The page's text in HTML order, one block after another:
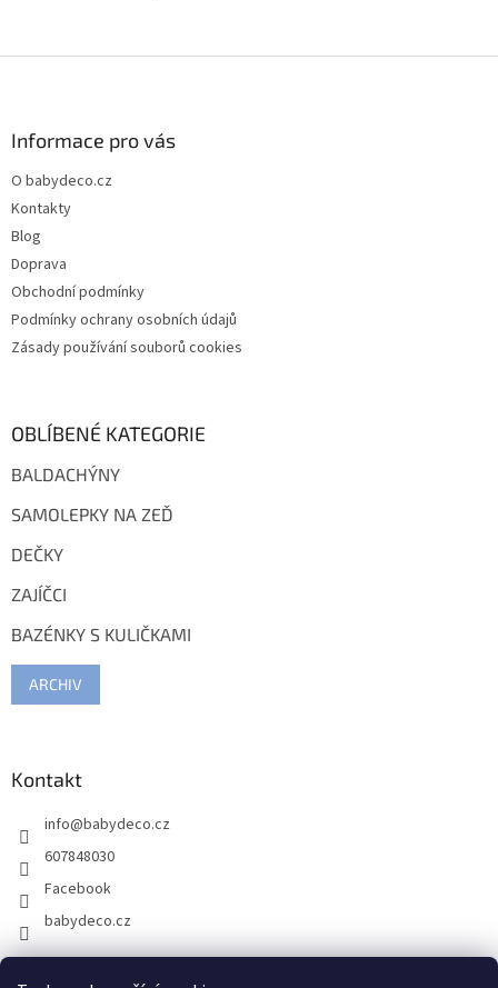
Informace pro vás
O babydeco.cz
Kontakty
Blog
Doprava
Obchodní podmínky
Podmínky ochrany osobních údajů
Zásady používání souborů cookies
OBLÍBENÉ KATEGORIE
BALDACHÝNY
SAMOLEPKY NA ZEĎ
DEČKY
ZAJÍČCI
BAZÉNKY S KULIČKAMI
ARCHIV
Kontakt
info@babydeco.cz
607848030
Facebook
babydeco.cz